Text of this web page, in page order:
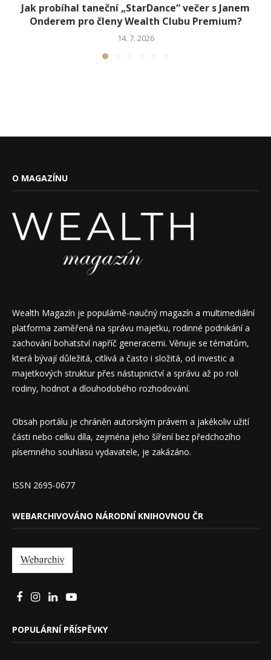
Jak probíhal taneční „StarDance“ večer s Janem
Onderem pro členy Wealth Clubu Premium?
14. 7. 2026
O MAGAZÍNU
Wealth Magazín je populárně-naučný magazín a multimediální
platforma zaměřená na správu majetku, rodinné podnikání a
zachování bohatství napříč generacemi. Věnuje se tématům,
která bývají důležitá, citlivá a často i složitá, od investic a
majetkových struktur přes nástupnictví a správu až po roli
rodiny, hodnot a dlouhodobého rozhodování.
Obsah portálu je chráněn autorským právem a jakékoliv užití
části nebo celku díla, zejména jeho šíření bez předchozího
písemného souhlasu vydavatele, je zakázáno.
ISSN 2695-0677
WEBARCHIVOVÁNO NÁRODNÍ KNIHOVNOU ČR
POPULÁRNÍ PŘÍSPĚVKY